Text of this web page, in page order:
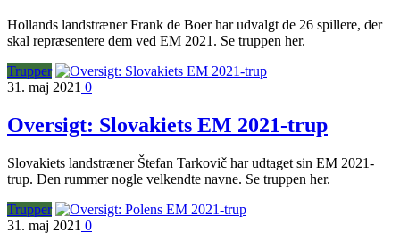
Hollands landstræner Frank de Boer har udvalgt de 26 spillere, der
skal repræsentere dem ved EM 2021. Se truppen her.
Trupper
31. maj 2021 0
Oversigt: Slovakiets EM 2021-trup
Slovakiets landstræner Štefan Tarkovič har udtaget sin EM 2021-
trup. Den rummer nogle velkendte navne. Se truppen her.
Trupper
31. maj 2021 0